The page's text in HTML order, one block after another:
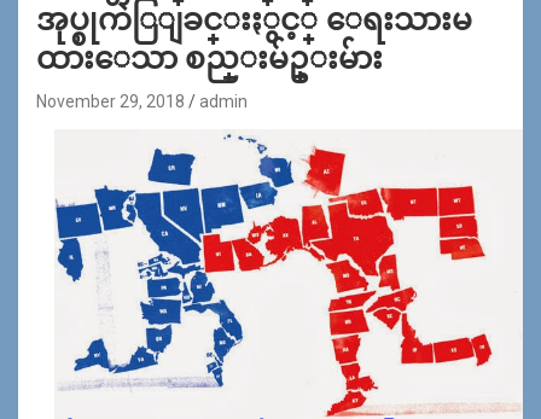
အုပ္စုကဲြျခင္းႏွင့္ ေရးသားမ
ထားေသာ စည္းမ်ဥ္းမ်ား
November 29, 2018 admin